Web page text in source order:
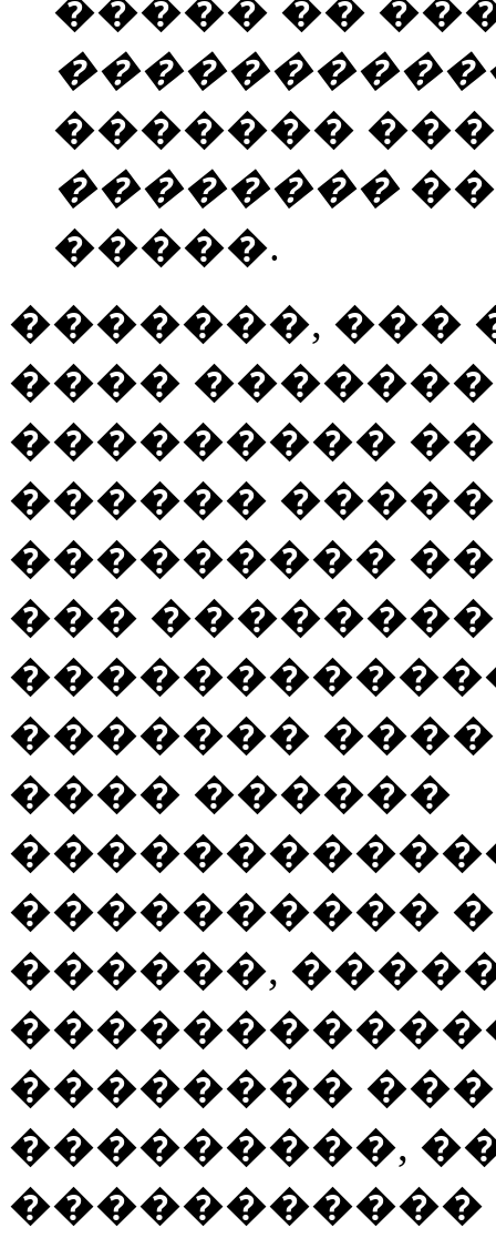
����� ��
�������
��������
�����.
�������, ���
����
���������
������
���������
���
�������
���� ������
����������
������,
��������
���������,
�����������